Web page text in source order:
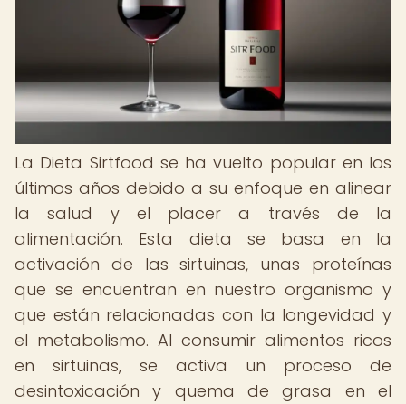
La Dieta Sirtfood se ha vuelto popular en los
últimos años debido a su enfoque en alinear
la salud y el placer a través de la
alimentación. Esta dieta se basa en la
activación de las sirtuinas, unas proteínas
que se encuentran en nuestro organismo y
que están relacionadas con la longevidad y
el metabolismo. Al consumir alimentos ricos
en sirtuinas, se activa un proceso de
desintoxicación y quema de grasa en el